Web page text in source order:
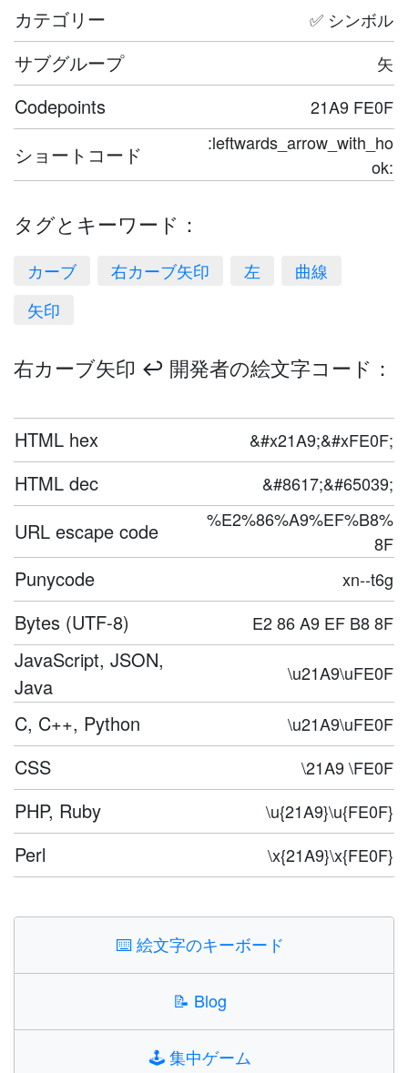
カテゴリー ✅ シンボル
サブグループ 矢
Codepoints 21A9 FE0F
ショートコード
:leftwards_arrow_with_ho
ok:
タグとキーワード：
カーブ 右カーブ矢印 左
曲線
矢印
右カーブ矢印 ↩️ 開発者の絵文字コード：
HTML hex &#x21A9;&#xFE0F;
HTML dec &#8617;&#65039;
URL escape code
%E2%86%A9%EF%B8%
8F
Punycode xn--t6g
Bytes (UTF-8) E2 86 A9 EF B8 8F
JavaScript, JSON,
Java
\u21A9\uFE0F
C, C++, Python \u21A9\uFE0F
CSS \21A9 \FE0F
PHP, Ruby \u{21A9}\u{FE0F}
Perl \x{21A9}\x{FE0F}
⌨️絵文字のキーボード
📝 Blog
🕹️集中ゲーム